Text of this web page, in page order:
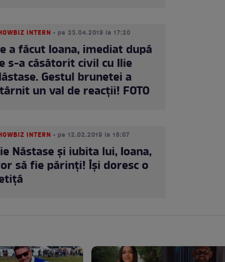
INTERN • pe 25.04.2019 la 17:20
a făcut Ioana, imediat după
s-a căsătorit civil cu Ilie
Gestul brunetei a
un val de reacții! FOTO
INTERN • pe 12.02.2019 la 16:07
Năstase şi iubita lui, Ioana,
să fie părinţi! Îşi doresc o